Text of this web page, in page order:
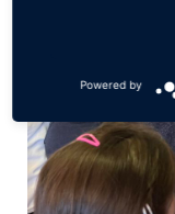
Powered by